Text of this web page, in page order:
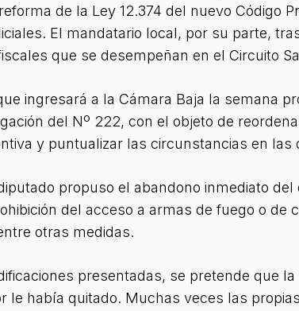
de la Ley 12.374 del nuevo Código
El mandatario local, por su parte,
que se desempeñan en el Circuito
ingresará a la Cámara Baja la semana
del Nº 222, con el objeto de
y puntualizar las circunstancias en
propuso el abandono inmediato
del acceso a armas de fuego o de
otras medidas.
presentadas, se pretende que
le había quitado. Muchas veces las